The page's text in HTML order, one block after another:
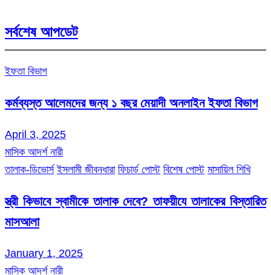
সর্বশেষ আপডেট
ইফতা বিভাগ
কর্মব্যস্ত আলেমদের জন্য ১ বছর মেয়াদী অনলাইন ইফতা বিভাগ
April 3, 2025
মাসিক আদর্শ নারী
তালাক-ডিভোর্স ইসলামী জীবনধারা ফিচার্ড পোস্ট বিশেষ পোস্ট মাসায়িল শিখি
স্ত্রী কিভাবে স্বামীকে তালাক দেবে? তাফয়ীযে তালাকের বিস্তারিত
মাসআলা
January 1, 2025
মাসিক আদর্শ নারী